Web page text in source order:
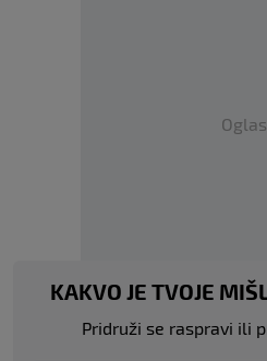
Oglas
KAKVO JE TVOJE
Pridruži se raspravi ili